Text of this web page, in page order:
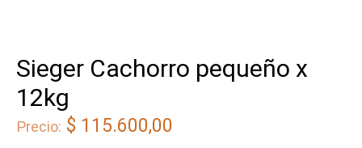
Sieger Cachorro pequeño x
12kg
Precio: $ 115.600,00